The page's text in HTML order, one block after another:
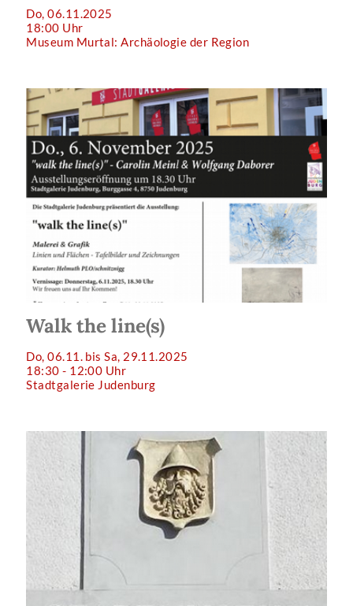
Do, 06.11.2025
18:00 Uhr
Museum Murtal: Archäologie der Region
Walk the line(s)
Do, 06.11. bis Sa, 29.11.2025
18:30 - 12:00 Uhr
Stadtgalerie Judenburg